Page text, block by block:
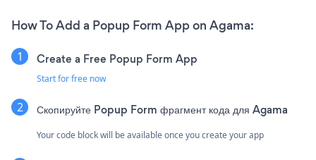
How To Add a Popup Form App on Agama:
Create a Free Popup Form App
Start for free now
Скопируйте Popup Form фрагмент кода для Agama
Your code block will be available once you create your app